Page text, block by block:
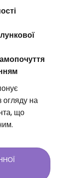
огляду на
що